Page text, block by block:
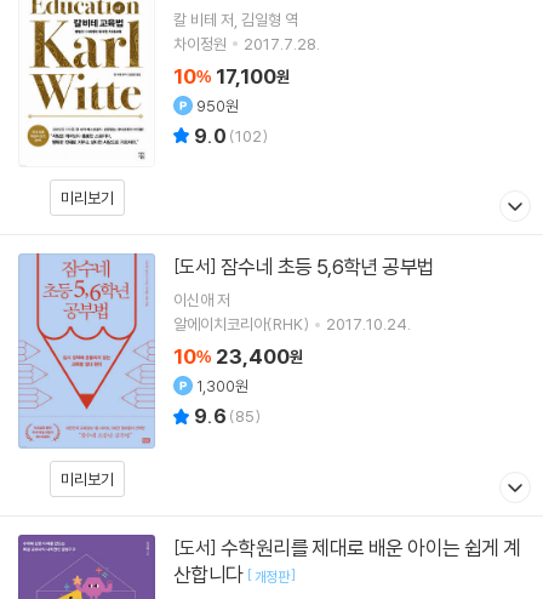
미리보기
칼 비테 저 김일형 역
차이정원
2017.7.28.
10% 17,100원
950원
9.0 (102)
미리보기
[도서] 잠수네 초등 5,6학년 공부법
이신애저
알에이치코리아(RHK)
2017.10.24.
10% 23,400원
1,300원
9.6 (85)
[도서]
산합니다 [개정판]